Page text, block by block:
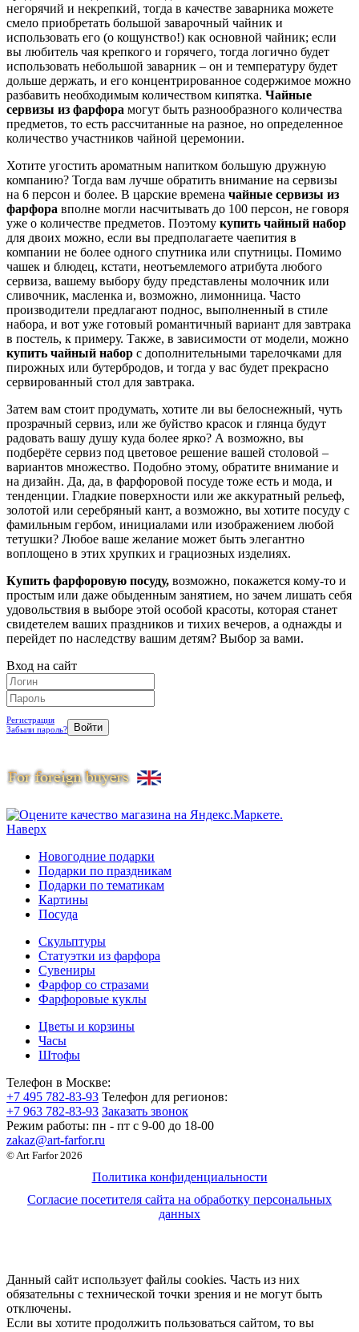
негорячий и некрепкий, тогда в качестве заварника можете
смело приобретать большой заварочный чайник и
использовать его (о кощунство!) как основной чайник; если
вы любитель чая крепкого и горячего, тогда логично будет
использовать небольшой заварник – он и температуру будет
дольше держать, и его концентрированное содержимое можно
разбавить необходимым количеством кипятка. Чайные
сервизы из фарфора могут быть разнообразного количества
предметов, то есть рассчитанные на разное, но определенное
количество участников чайной церемонии.
Хотите угостить ароматным напитком большую дружную
компанию? Тогда вам лучше обратить внимание на сервизы
на 6 персон и более. В царские времена чайные сервизы из
фарфора вполне могли насчитывать до 100 персон, не говоря
уже о количестве предметов. Поэтому купить чайный набор
для двоих можно, если вы предполагаете чаепития в
компании не более одного спутника или спутницы. Помимо
чашек и блюдец, кстати, неотъемлемого атрибута любого
сервиза, вашему выбору буду представлены молочник или
сливочник, масленка и, возможно, лимонница. Часто
производители предлагают поднос, выполненный в стиле
набора, и вот уже готовый романтичный вариант для завтрака
в постель, к примеру. Также, в зависимости от модели, можно
купить чайный набор с дополнительными тарелочками для
пирожных или бутербродов, и тогда у вас будет прекрасно
сервированный стол для завтрака.
Затем вам стоит продумать, хотите ли вы белоснежный, чуть
прозрачный сервиз, или же буйство красок и глянца будут
радовать вашу душу куда более ярко? А возможно, вы
подберёте сервиз под цветовое решение вашей столовой –
вариантов множество. Подобно этому, обратите внимание и
на дизайн. Да, да, в фарфоровой посуде тоже есть и мода, и
тенденции. Гладкие поверхности или же аккуратный рельеф,
золотой или серебряный кант, а возможно, вы хотите посуду с
фамильным гербом, инициалами или изображением любой
тетушки? Любое ваше желание может быть элегантно
воплощено в этих хрупких и грациозных изделиях.
Купить фарфоровую посуду, возможно, покажется кому-то и
простым или даже обыденным занятием, но зачем лишать себя
удовольствия в выборе этой особой красоты, которая станет
свидетелем ваших праздников и тихих вечеров, а однажды и
перейдет по наследству вашим детям? Выбор за вами.
Вход на сайт
Регистрация
Забыли пароль?
Наверх
Новогодние подарки
Подарки по праздникам
Подарки по тематикам
Картины
Посуда
Скульптуры
Статуэтки из фарфора
Сувениры
Фарфор со стразами
Фарфоровые куклы
Цветы и корзины
Часы
Штофы
Телефон в Москве:
+7 495 782-83-93 Телефон для регионов:
+7 963 782-83-93 Заказать звонок
Режим работы: пн - пт c 9-00 до 18-00
zakaz@art-farfor.ru
© Art Farfor 2026
Политика конфиденциальности
Согласие посетителя сайта на обработку персональных
данных
Данный сайт использует файлы cookies. Часть из них
обязательны с технической точки зрения и не могут быть
отключены.
Если вы хотите продолжить пользоваться сайтом, то вы